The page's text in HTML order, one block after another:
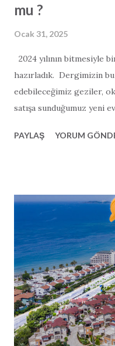
mu ?
Ocak 31, 2025
2024 yılının bitmesiyle
hazırladık. Dergimizin
edebileceğimiz geziler,
satışa sunduğumuz yeni
manzara fotoğrafı ve
PAYLAŞ YORUM